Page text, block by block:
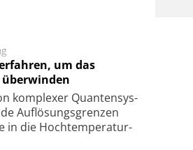
um das
kom­ple­xer Quan­ten­sys­
Auf­lösungs­gren­zen
in die Hoch­tempe­ra­tur­